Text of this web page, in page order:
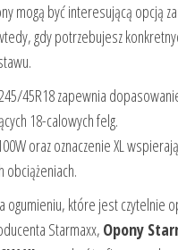
mogą być interesującą opcją
gdy potrzebujesz
45R18 zapewnia
18-calowych felg.
oraz oznaczenie XL
obciążeniach.
ogumieniu, które jest czytelnie
Starmaxx, Opony